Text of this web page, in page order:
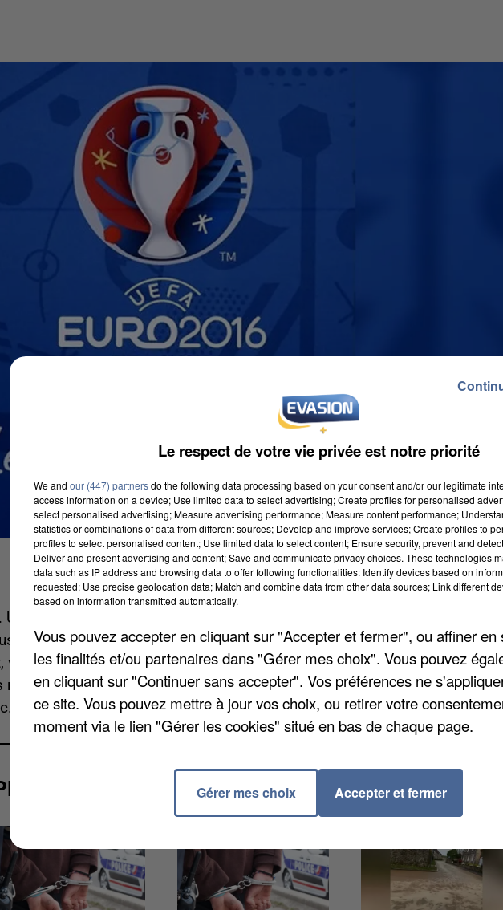
Un moment de fête est prévu dans l'Oise, avec des événements, des
à l’occasion de la grand-messe du foot dont le coup d’envoi aura lieu
vous trouverez pêle-mêle la coupe d’Europe pour adolescents dans la
du Beauvaisis, un tournoi à Nogent-sur-Oise, une découverte au
L’Oise accueille les sélections britannique et roumaine.
VUS
Le respect de votre vie privée est notre priorité
We and our (447) partnersdo the following data processing based on your consent and/or our legitimate
access information on a device; Use limited data to select advertising; Create profiles for personalised
select personalised advertising; Measure advertising performance; Measure content performance;
statistics or combinations of data from different sources; Develop and improve services; Create profiles to
profiles to select personalised content; Use limited data to select content; Ensure security, prevent and
Deliver and present advertising and content; Save and communicate privacy choices. These technologies
data such as IP address and browsing data to offer following functionalities: Identify devices based on
requested; Use precise geolocation data; Match and combine data from other data sources; Link different
based on information transmitted automatically.
Vous pouvez accepter en cliquant sur "Accepter et fermer", ou affiner en
les finalités et/ou partenaires dans "Gérer mes choix". Vous pouvez
en cliquant sur "Continuer sans accepter". Vos préférences ne
ce site. Vous pouvez mettre à jour vos choix, ou retirer votre
moment via le lien "Gérer les cookies" situé en bas de chaque page.
Gérer mes choix Accepter et fermer